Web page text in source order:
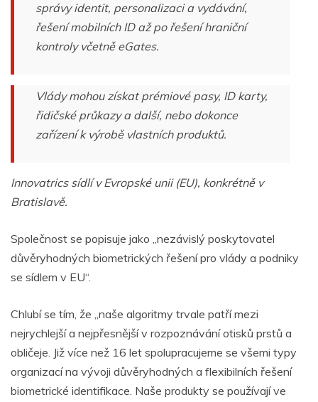
správy identit, personalizaci a vydávání,
řešení mobilních ID až po řešení hraniční
kontroly včetně eGates.
Vlády mohou získat prémiové pasy, ID karty,
řidičské průkazy a další, nebo dokonce
zařízení k výrobě vlastních produktů.
Innovatrics sídlí v Evropské unii (EU), konkrétně v
Bratislavě.
Společnost se popisuje jako „nezávislý poskytovatel
důvěryhodných biometrických řešení pro vlády a podniky
se sídlem v EU“.
Chlubí se tím, že „naše algoritmy trvale patří mezi
nejrychlejší a nejpřesnější v rozpoznávání otisků prstů a
obličeje. Již více než 16 let spolupracujeme se všemi typy
organizací na vývoji důvěryhodných a flexibilních řešení
biometrické identifikace. Naše produkty se používají ve